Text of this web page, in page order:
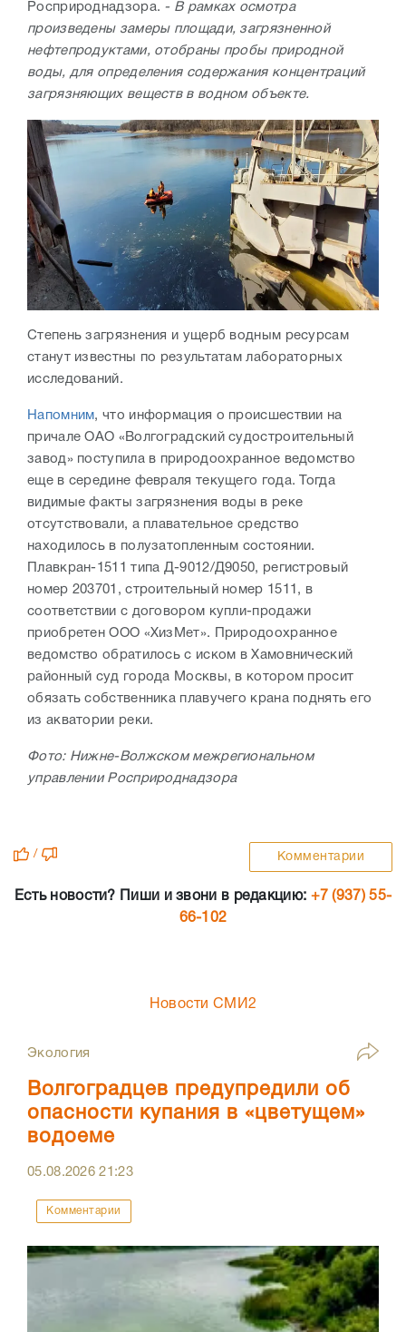
Росприроднадзора. - В рамках осмотра
произведены замеры площади, загрязненной
нефтепродуктами, отобраны пробы природной
воды, для определения содержания концентраций
загрязняющих веществ в водном объекте.
Степень загрязнения и ущерб водным ресурсам
станут известны по результатам лабораторных
исследований.
Напомним, что информация о происшествии на
причале ОАО «Волгоградский судостроительный
завод» поступила в природоохранное ведомство
еще в середине февраля текущего года. Тогда
видимые факты загрязнения воды в реке
отсутствовали, а плавательное средство
находилось в полузатопленным состоянии.
Плавкран-1511 типа Д-9012/Д9050, регистровый
номер 203701, строительный номер 1511, в
соответствии с договором купли-продажи
приобретен ООО «ХизМет». Природоохранное
ведомство обратилось с иском в Хамовнический
районный суд города Москвы, в котором просит
обязать собственника плавучего крана поднять его
из акватории реки.
Фото: Нижне-Волжском межрегиональном
управлении Росприроднадзора
/ Комментарии
Есть новости? Пиши и звони в редакцию: +7 (937) 55-
66-102
Новости СМИ2
Экология
Волгоградцев предупредили об
опасности купания в «цветущем»
водоеме
05.08.202621:23
Комментарии